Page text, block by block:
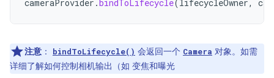
cameraProvider .bindToLifecycle(lifecycleOwner,
注意 ： bindToLifecycle() 会返回一个 Camera 对象。如需
详细了解如何控制相机输出（如 变焦和曝光